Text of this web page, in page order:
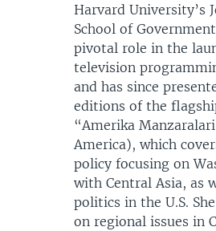
Harvard University’s
School of
pivotal role in the
television
and has since
editions of the
“Amerika
America), which
policy focusing on
with Central Asia, as
politics in the U.S.
on regional issues in